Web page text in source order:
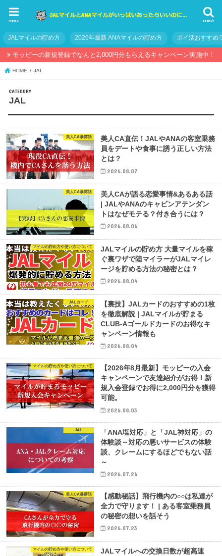
search
menu
JALマイルの貯め方 2026年最新 ANAマイルの貯め方 ポイ活おすすめ
モッピーの新規登録でなんと2,000円分もらえるキャンペーン実施中！
HOME JAL
JAL
美人CA暴露話
美人CA直伝！JALやANAの客室乗務
員をデートや食事に誘う正しい方法
とは？
2026.08.07
美人CA暴露話
美人CAが語る恋愛事情&あるある話
| JALやANAのキャビンアテンダン
トはなぜモテる？付き合うには？
2026.08.06
マイルの貯め方や使い方について
JALマイルの貯め方 大量マイルを稼
ぐ裏ワザで陸マイラーがJALマイレ
ージを貯める方法の秘密とは？
2026.08.04
JALカード
【裏技】JALカードのおすすめの1枚
を徹底解説 | JALマイルが貯まる
CLUB-Aゴールドカードのお得なキ
ャンペーン情報も
2026.08.04
マイルの貯め方や使い方について
【2026年8月最新】モッピーの入会
キャンペーンで友達紹介がお得！新
規入会登録でお得に2,000円分を獲得
可能。
2026.08.03
JAL
「ANA塩対応」と「JAL神対応」の
体験談～対応の悪いサービスの体験
談、クレームにするほどでもない話
～
2026.07.26
美人CA暴露話
【感動秘話】飛行機内の○○は私達が
全力で守ります！ | ある客室乗務員
の秘密の想いを話そう
2026.07.23
マイルの貯め方や使い方について
JALマイルへの交換日数が超高速